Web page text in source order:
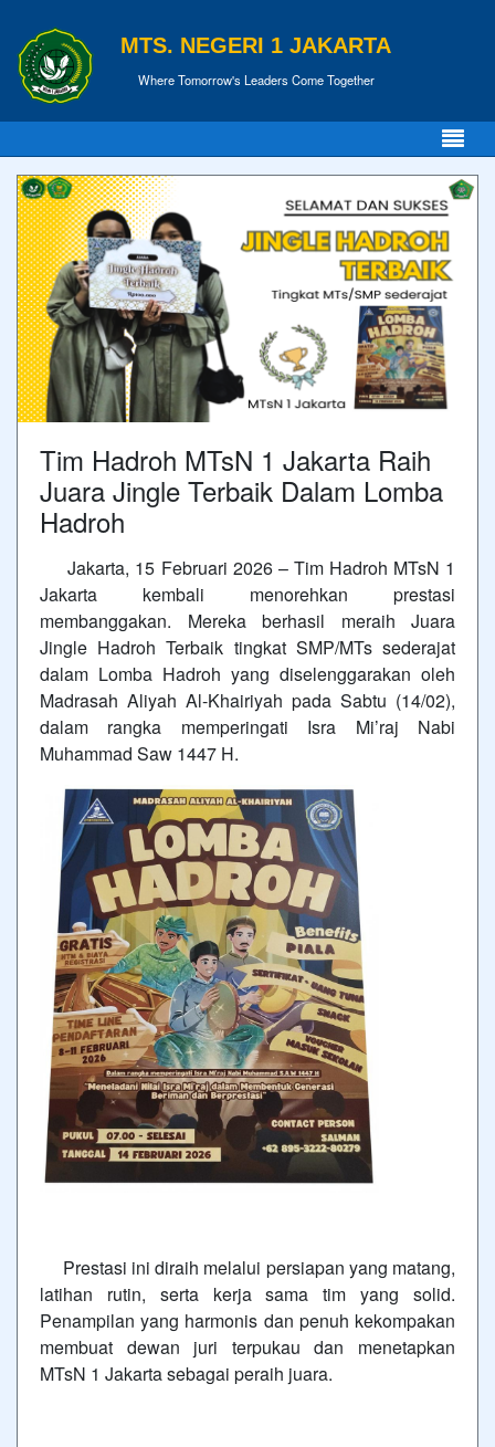
MTS. NEGERI 1 JAKARTA
Where Tomorrow's Leaders Come Together
Tim Hadroh MTsN 1 Jakarta Raih
Juara Jingle Terbaik Dalam Lomba
Hadroh
Jakarta, 15 Februari 2026 – Tim Hadroh MTsN 1
Jakarta kembali menorehkan prestasi
membanggakan. Mereka berhasil meraih Juara
Jingle Hadroh Terbaik tingkat SMP/MTs sederajat
dalam Lomba Hadroh yang diselenggarakan oleh
Madrasah Aliyah Al-Khairiyah pada Sabtu (14/02),
dalam rangka memperingati Isra Mi’raj Nabi
Muhammad Saw 1447 H.
Prestasi ini diraih melalui persiapan yang matang,
latihan rutin, serta kerja sama tim yang solid.
Penampilan yang harmonis dan penuh kekompakan
membuat dewan juri terpukau dan menetapkan
MTsN 1 Jakarta sebagai peraih juara.